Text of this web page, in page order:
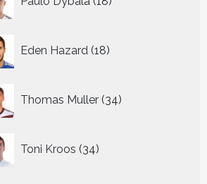
producten
Eden Hazard 18
producten
Thomas Muller 34
producten
Toni Kroos 34
producten